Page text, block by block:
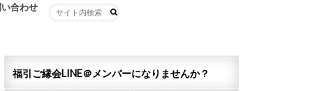
合わせ
福引ご縁会LINE＠メンバーになりませんか？